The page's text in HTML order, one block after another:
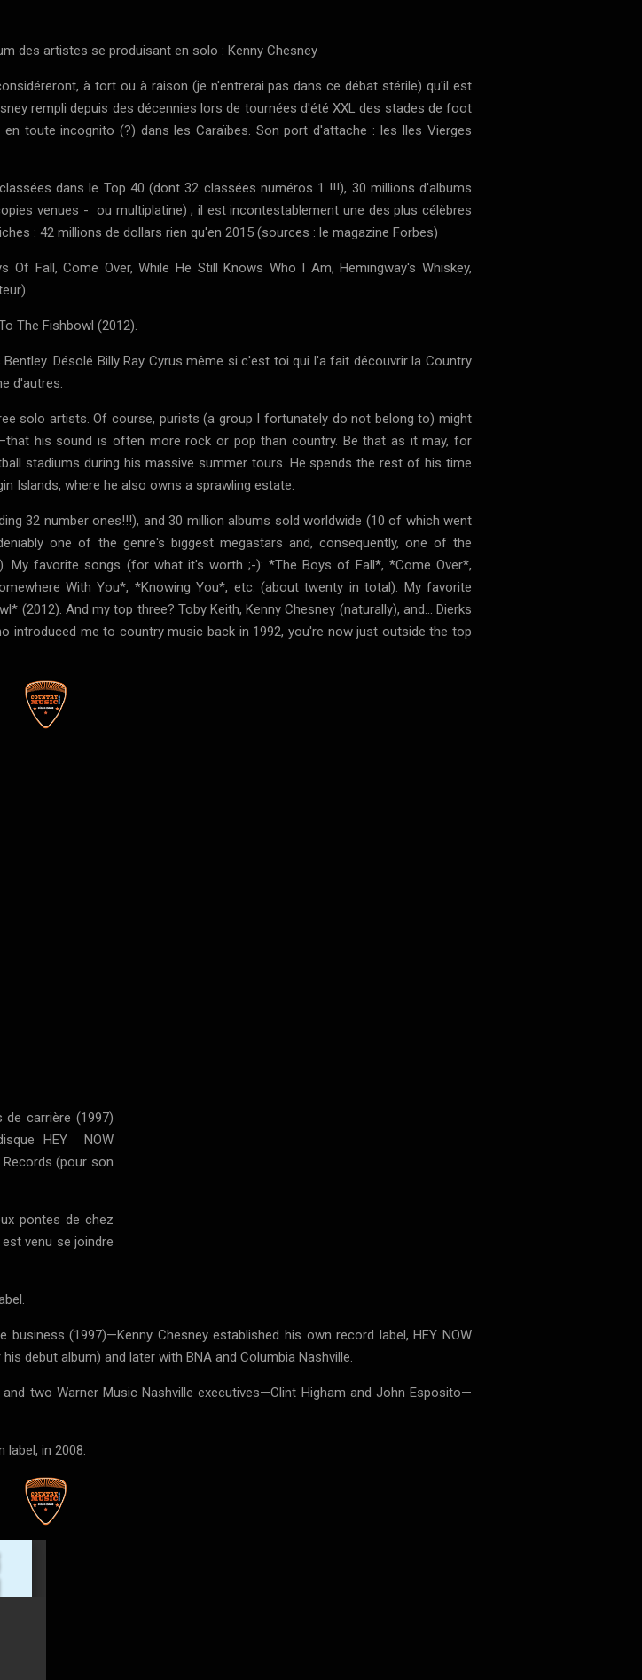
des artistes se produisant en solo : Kenny Chesney
à tort ou à raison (je n'entrerai pas dans ce débat stérile) qu'il est
rempli depuis des décennies lors de tournées d'été XXL des stades de foot
toute incognito (?) dans les Caraïbes. Son port d'attache : les Iles Vierges
dans le Top 40 (dont 32 classées numéros 1 !!!), 30 millions d'albums
venues - ou multiplatine) ; il est incontestablement une des plus célèbres
: 42 millions de dollars rien qu'en 2015 (sources : le magazine Forbes)
Fall, Come Over, While He Still Knows Who I Am, Hemingway's Whiskey,
The Fishbowl (2012).
Bentley. Désolé Billy Ray Cyrus même si c'est toi qui l'a fait découvrir la Country
d'autres.
solo artists. Of course, purists (a group I fortunately do not belong to) might
his sound is often more rock or pop than country. Be that as it may, for
stadiums during his massive summer tours. He spends the rest of his time
Islands, where he also owns a sprawling estate.
32 number ones!!!), and 30 million albums sold worldwide (10 of which went
one of the genre's biggest megastars and, consequently, one of the
My favorite songs (for what it's worth ;-): *The Boys of Fall*, *Come Over*,
With You*, *Knowing You*, etc. (about twenty in total). My favorite
(2012). And my top three? Toby Keith, Kenny Chesney (naturally), and... Dierks
introduced me to country music back in 1992, you're now just outside the top
carrière (1997)
HEY NOW
Records (pour son
pontes de chez
venu se joindre
(1997)—Kenny Chesney established his own record label, HEY NOW
debut album) and later with BNA and Columbia Nashville.
two Warner Music Nashville executives—Clint Higham and John Esposito—
in 2008.